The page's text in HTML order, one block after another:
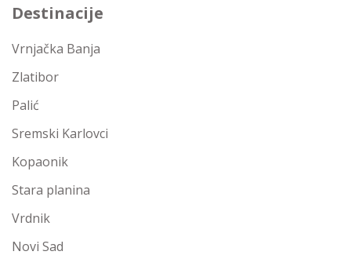
Destinacije
Vrnjačka Banja
Zlatibor
Palić
Sremski Karlovci
Kopaonik
Stara planina
Vrdnik
Novi Sad